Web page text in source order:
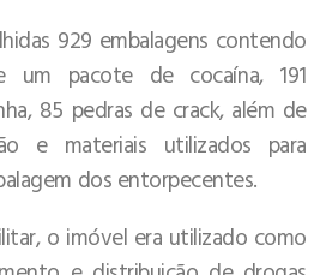
929 embalagens contendo
um pacote de cocaína, 191
85 pedras de crack, além de
e materiais utilizados para
dos entorpecentes.
o imóvel era utilizado como